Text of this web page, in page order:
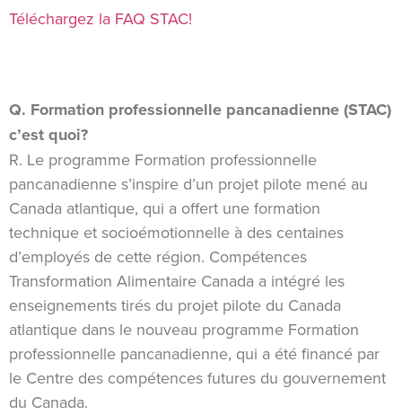
Téléchargez la FAQ STAC!
Q. Formation professionnelle pancanadienne (STAC)
c’est quoi?
R. Le programme Formation professionnelle
pancanadienne s’inspire d’un projet pilote mené au
Canada atlantique, qui a offert une formation
technique et socioémotionnelle à des centaines
d’employés de cette région. Compétences
Transformation Alimentaire Canada a intégré les
enseignements tirés du projet pilote du Canada
atlantique dans le nouveau programme Formation
professionnelle pancanadienne, qui a été financé par
le Centre des compétences futures du gouvernement
du Canada.